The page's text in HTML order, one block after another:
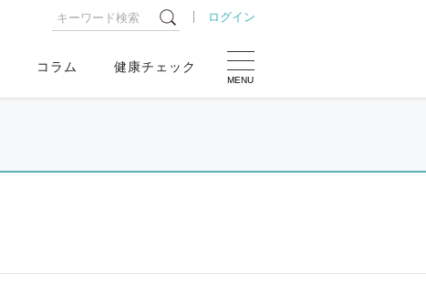
ログイン
MENU
コラム 健康チェック